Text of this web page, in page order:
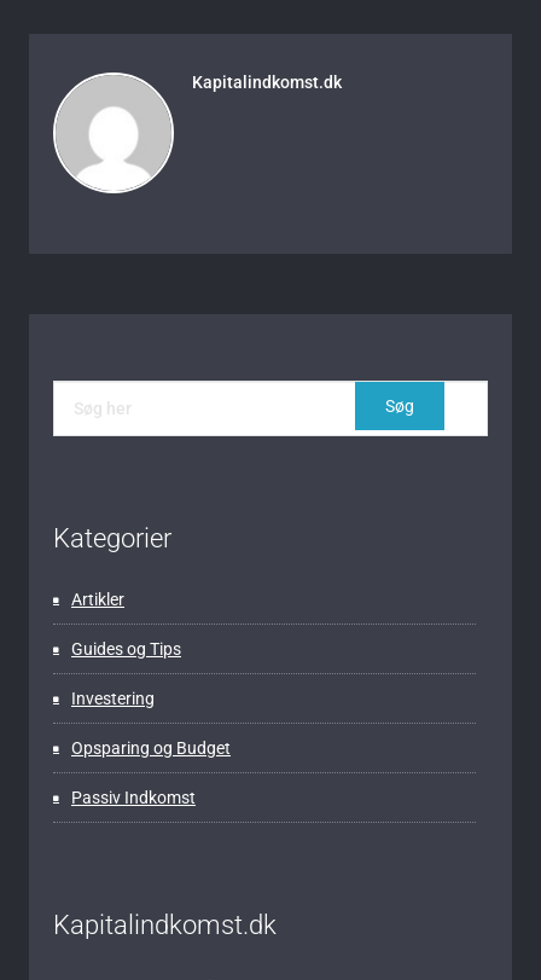
Kapitalindkomst.dk
Kategorier
Artikler
Guides og Tips
Investering
Opsparing og Budget
Passiv Indkomst
Kapitalindkomst.dk